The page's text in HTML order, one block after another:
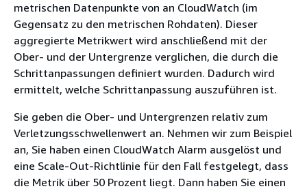
metrischen Datenpunkte von an CloudWatch (im
Gegensatz zu den metrischen Rohdaten). Dieser
aggregierte Metrikwert wird anschließend mit der
Ober- und der Untergrenze verglichen, die durch die
Schrittanpassungen definiert wurden. Dadurch wird
ermittelt, welche Schrittanpassung auszuführen ist.
Sie geben die Ober- und Untergrenzen relativ zum
Verletzungsschwellenwert an. Nehmen wir zum Beispiel
an, Sie haben einen CloudWatch Alarm ausgelöst und
eine Scale-Out-Richtlinie für den Fall festgelegt, dass
die Metrik über 50 Prozent liegt. Dann haben Sie einen